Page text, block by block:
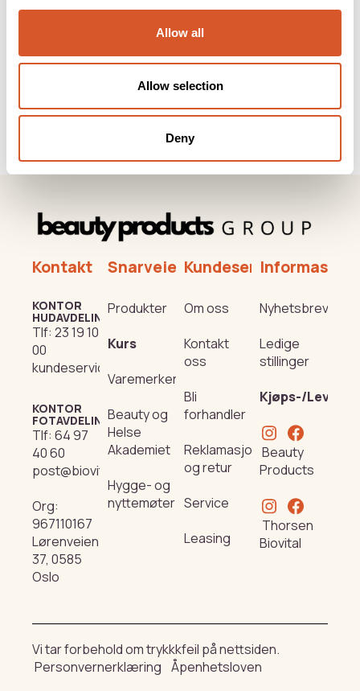
Allow all
Allow selection
Deny
Diamant 016 fin 2stk
Kontakt
KONTOR
HUDAVDELING
Tlf: 23 19 10
00
kundeservice@beautyproducts.no
KONTOR
FOTAVDELING
Tlf: 64 97
40 60
post@biovital.no
Org:
967110167
Lørenveien
37, 0585
Oslo
Snarveier
Produkter
Kurs
Varemerker
Beauty og
Helse
Akademiet
Hygge- og
nyttemøter
Kundeservice
Om oss
Kontakt
oss
Bli
forhandler
Reklamasjon
og retur
Service
Leasing
Informasjon
Nyhetsbrev
Ledige
stillinger
Kjøps-/
Beauty
Products
Thorsen
Biovital
Vi tar forbehold om trykkkfeil på nettsiden.
Personvernerklæring Åpenhetsloven